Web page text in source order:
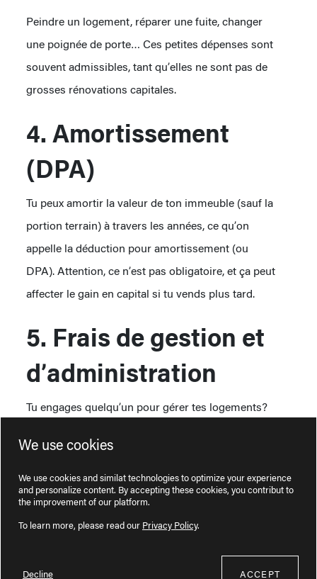
Peindre un logement, réparer une fuite, changer
une poignée de porte… Ces petites dépenses sont
souvent admissibles, tant qu’elles ne sont pas de
grosses rénovations capitales.
4. Amortissement
(DPA)
Tu peux amortir la valeur de ton immeuble (sauf la
portion terrain) à travers les années, ce qu’on
appelle la déduction pour amortissement (ou
DPA). Attention, ce n’est pas obligatoire, et ça peut
affecter le gain en capital si tu vends plus tard.
5. Frais de gestion et
d’administration
Tu engages quelqu’un pour gérer tes logements?
et tes baux? Ces frais sont déductibles.
6. Assurances
habitation
We use cookies
We use cookies and similat technologies to optimize your experience
and personalize content. By accepting these cookies, you contribut to
the improvement of our platform.
To learn more, please read our Privacy Policy.
Decline ACCEPT